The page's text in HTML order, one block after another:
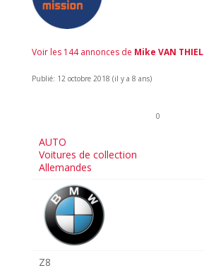
Voir les 144 annonces de Mike VAN THIEL
Publié: 12 octobre 2018 (il y a 8 ans)
0
AUTO
Voitures de collection
Allemandes
Z8